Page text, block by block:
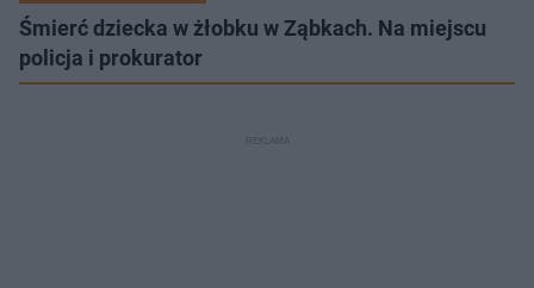
Śmierć dziecka w żłobku w Ząbkach. Na miejscu
policja i prokurator